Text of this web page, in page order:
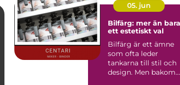
05. jun
Bilfärg: mer än bara
ett estetiskt val
Bilfärg är ett ämne
som ofta leder
tankarna till stil och
design. Men bakom